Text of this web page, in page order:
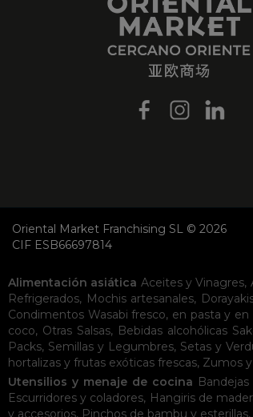
Oriental Market Franchising SL © 2026
CIF ESB66697814
Alimentación asiática Aceites y Vinagres,
Refrigerados, Mochis artesanales,
Condimentos Wasabi fresco, en pasta y en
coco, Otras Salsas, Bebidas alcohólicas
Packs, Semillas y Legumbres, Setas y
hortalizas y frutas exóticas frescas, Zumos
Utensilios y menaje de cocina
Escurridores y coladores, Hangiris de
y accesorios, Pinchos de bambu y esterillas,